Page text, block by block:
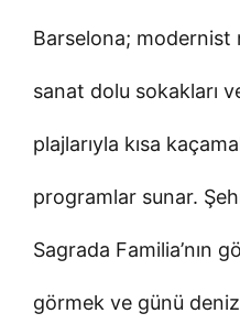
Barselona; modernist
sanat dolu sokakları
plajlarıyla kısa
programlar sunar.
Sagrada Familia’nın
görmek ve günü